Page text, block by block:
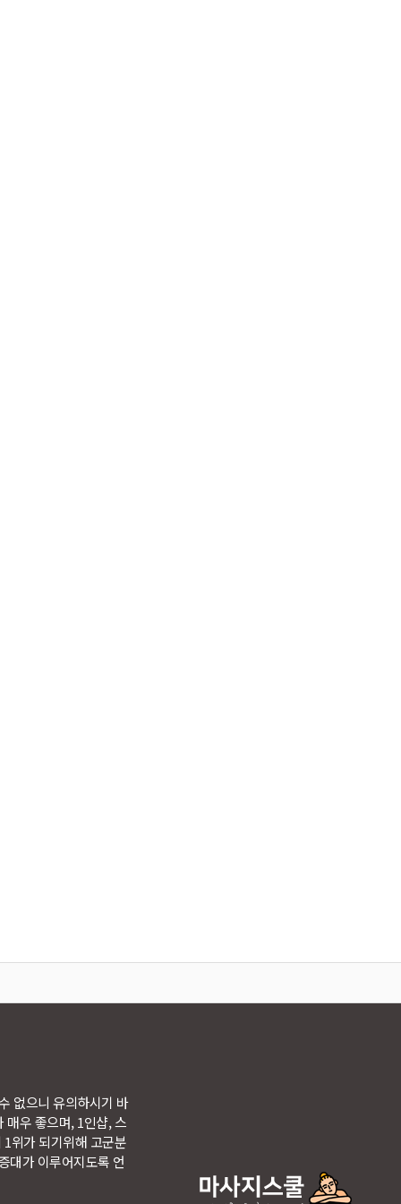
없으니 유의하시기 바
매우 좋으며, 1인샵, 스
위가 되기위해 고군분
대가 이루어지도록 언